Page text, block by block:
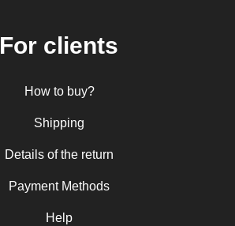
For clients
How to buy?
Shipping
Details of the return
Payment Methods
Help